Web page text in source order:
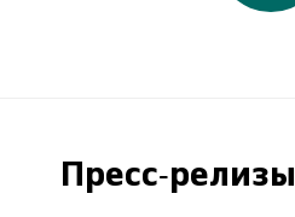
Пресс-релизы